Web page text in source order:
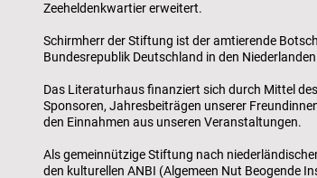
Zeeheldenkwartier erweitert.
Schirmherr der Stiftung ist der amtierende
Bundesrepublik Deutschland in den
Das Literaturhaus finanziert sich durch Mittel
Sponsoren, Jahresbeiträgen unserer
den Einnahmen aus unseren Veranstaltungen.
Als gemeinnützige Stiftung nach
den kulturellen ANBI (Algemeen Nut Beogende